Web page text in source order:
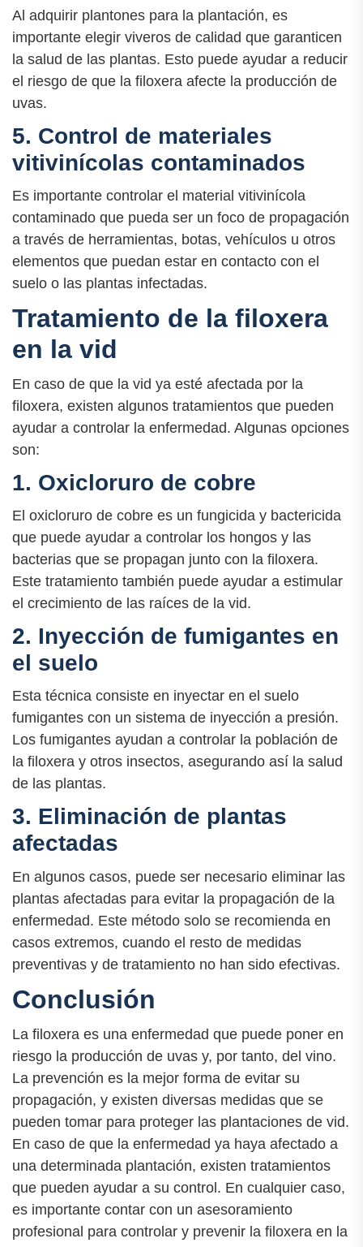
Al adquirir plantones para la plantación, es
importante elegir viveros de calidad que garanticen
la salud de las plantas. Esto puede ayudar a reducir
el riesgo de que la filoxera afecte la producción de
uvas.
5. Control de materiales
vitivinícolas contaminados
Es importante controlar el material vitivinícola
contaminado que pueda ser un foco de propagación
a través de herramientas, botas, vehículos u otros
elementos que puedan estar en contacto con el
suelo o las plantas infectadas.
Tratamiento de la filoxera
en la vid
En caso de que la vid ya esté afectada por la
filoxera, existen algunos tratamientos que pueden
ayudar a controlar la enfermedad. Algunas opciones
son:
1. Oxicloruro de cobre
El oxicloruro de cobre es un fungicida y bactericida
que puede ayudar a controlar los hongos y las
bacterias que se propagan junto con la filoxera.
Este tratamiento también puede ayudar a estimular
el crecimiento de las raíces de la vid.
2. Inyección de fumigantes en
el suelo
Esta técnica consiste en inyectar en el suelo
fumigantes con un sistema de inyección a presión.
Los fumigantes ayudan a controlar la población de
la filoxera y otros insectos, asegurando así la salud
de las plantas.
3. Eliminación de plantas
afectadas
En algunos casos, puede ser necesario eliminar las
plantas afectadas para evitar la propagación de la
enfermedad. Este método solo se recomienda en
casos extremos, cuando el resto de medidas
preventivas y de tratamiento no han sido efectivas.
Conclusión
La filoxera es una enfermedad que puede poner en
riesgo la producción de uvas y, por tanto, del vino.
La prevención es la mejor forma de evitar su
propagación, y existen diversas medidas que se
pueden tomar para proteger las plantaciones de vid.
En caso de que la enfermedad ya haya afectado a
una determinada plantación, existen tratamientos
que pueden ayudar a su control. En cualquier caso,
es importante contar con un asesoramiento
profesional para controlar y prevenir la filoxera en la